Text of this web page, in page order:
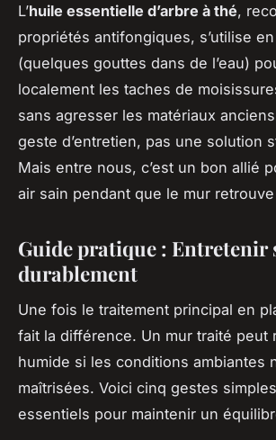
L’huile essentielle d’arbre à thé,
propriétés antifongiques, s’utilise
(quelques gouttes dans de l’eau)
localement les taches de
sans agresser les matériaux
geste d’entretien, pas une solution
Mais entre nous, c’est un bon allié
air sain pendant que le mur
Guide pratique : Entretenir
durablement
Une fois le traitement principal en
fait la différence. Un mur traité peut
humide si les conditions ambiantes
maîtrisées. Voici cinq gestes
essentiels pour maintenir un